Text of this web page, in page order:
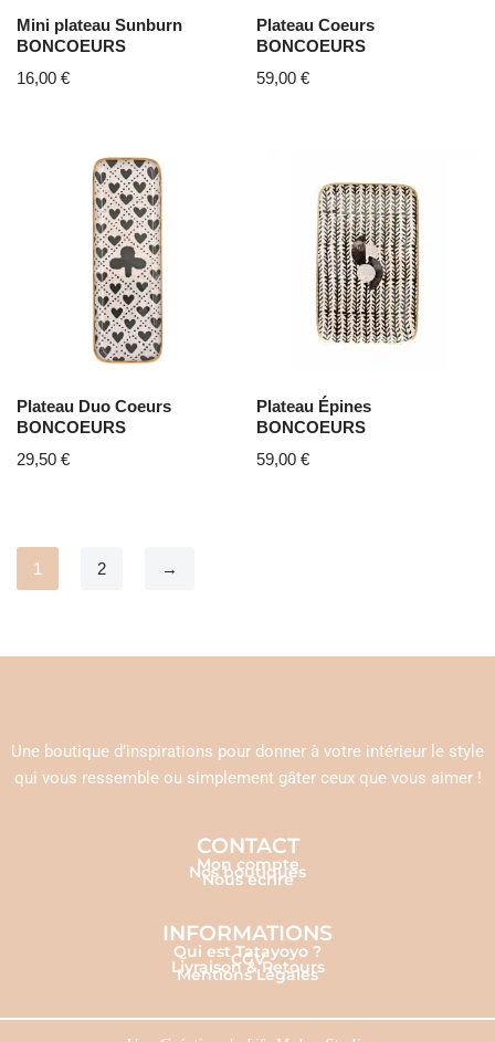
Mini plateau Sunburn
BONCOEURS
16,00 €
Plateau Coeurs
BONCOEURS
59,00€
Plateau Duo Coeurs
BONCOEURS
29,50 €
Plateau Épines
BONCOEURS
59,00€
1 2 →
Une boutique d’inspirations pour donner à votre intérieur le style
qui vous ressemble ou simplement gâter ceux que vous aimer !
CONTACT
Mon compte
Nos boutiques
Nous écrire
INFORMATIONS
Qui est Tatayoyo ?
CGV
Livraison & Retours
Mentions Légales